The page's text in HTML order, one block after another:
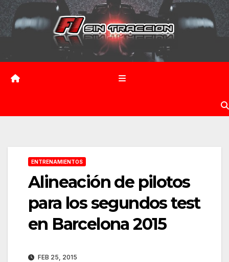
Saltar
contenido
ENTRENAMIENTOS
Alineación de pilotos
para los segundos test
en Barcelona 2015
FEB 25, 2015